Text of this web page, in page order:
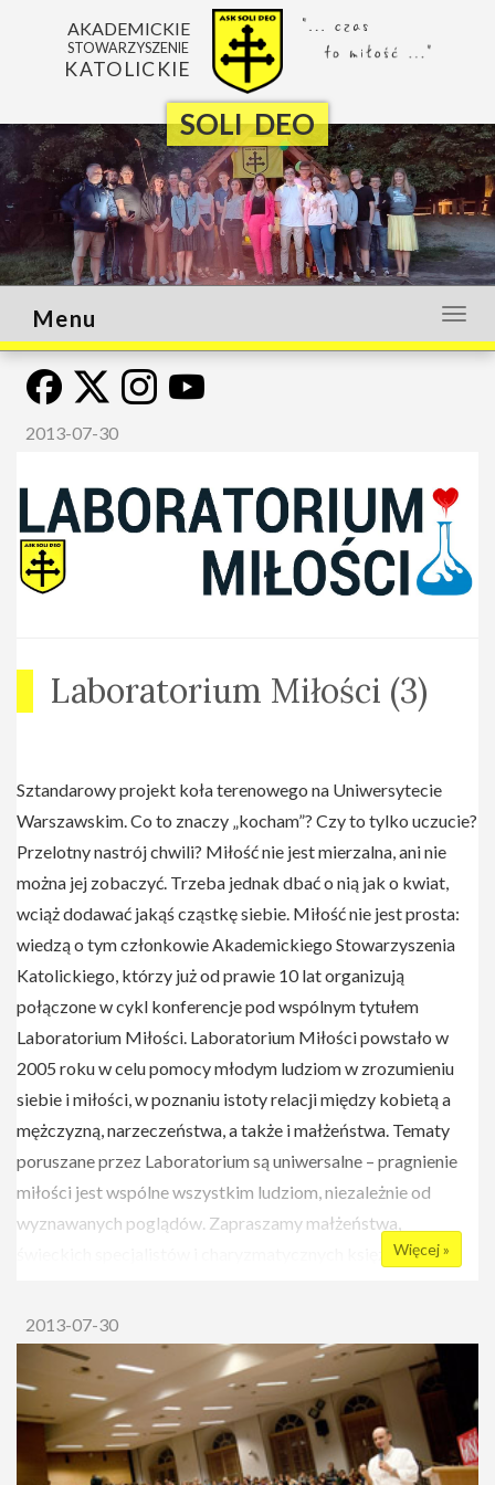
SOLI DEO
AKADEMICKIE
STOWARZYSZENIE
KATOLICKIE
lub
Menu
2013-07-30
Laboratorium Miłości (3)
Sztandarowy projekt koła terenowego na Uniwersytecie
Warszawskim. Co to znaczy „kocham”? Czy to tylko uczucie?
Przelotny nastrój chwili? Miłość nie jest mierzalna, ani nie
można jej zobaczyć. Trzeba jednak dbać o nią jak o kwiat,
wciąż dodawać jakąś cząstkę siebie. Miłość nie jest prosta:
wiedzą o tym członkowie Akademickiego Stowarzyszenia
Katolickiego, którzy już od prawie 10 lat organizują
połączone w cykl konferencje pod wspólnym tytułem
Laboratorium Miłości. Laboratorium Miłości powstało w
2005 roku w celu pomocy młodym ludziom w zrozumieniu
siebie i miłości, w poznaniu istoty relacji między kobietą a
mężczyzną, narzeczeństwa, a także i małżeństwa. Tematy
poruszane przez Laboratorium są uniwersalne – pragnienie
miłości jest wspólne wszystkim ludziom, niezależnie od
wyznawanych poglądów. Zapraszamy małżeństwa,
świeckich specjalistów i charyzmatycznych księży z
gośćmi byli m.in. Jacek Pulikowski, ks. Piotr Pawlukiewicz,
Michał Piekara, ks. Marek Dziewiecki, Paulina i Maciej
Kurzajewscy, Tomasz Zubilewicz, Mira Jankowska i o.
Mirosław Pilśniak. Poruszamy różnorodne tematy. Oto
przykładowe tytuły konferencji z poprzednich lat: "Czy Bóg
lubi zakochanych?", "Rozmowa z przybyszem z obcej
Więcej »
2013-07-30